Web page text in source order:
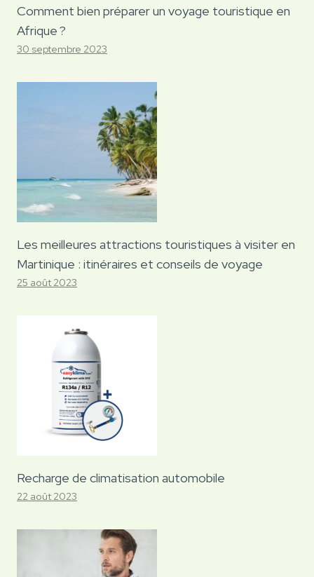
Comment bien préparer un voyage touristique en
Afrique ?
30 septembre 2023
Les meilleures attractions touristiques à visiter en
Martinique : itinéraires et conseils de voyage
25 août 2023
Recharge de climatisation automobile
22 août 2023